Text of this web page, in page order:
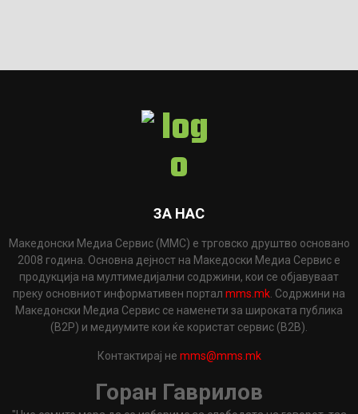
ЗА НАС
Македонски Медиа Сервис (ММС) е трговско друштво основано
2008 година. Основна дејност на Македоски Медиа Сервис е
продукција на мултимедијални содржини, кои се објавуваат
преку основниот информативен портал mms.mk . Содржини на
Македонски Медиа Сервис се наменети за широката публика
(B2P) и медиумите кои ќе користат сервис (B2B).
Контактирај не mms@mms.mk
Горан Гаврилов